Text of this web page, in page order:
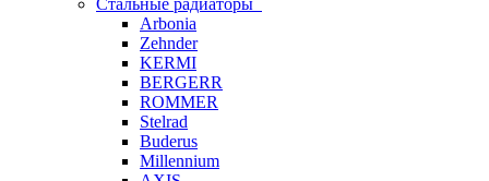
Стальные радиаторы
Arbonia
Zehnder
KERMI
BERGERR
ROMMER
Stelrad
Buderus
Millennium